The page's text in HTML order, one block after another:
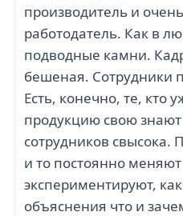
производитель и
работодатель. Как в
подводные камни.
бешеная. Сотрудники
Есть, конечно, те, кто
продукцию свою
сотрудников свысока.
и то постоянно
экспериментируют,
объяснения что и